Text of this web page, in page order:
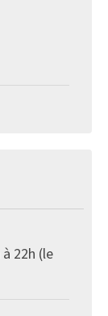
22h (le